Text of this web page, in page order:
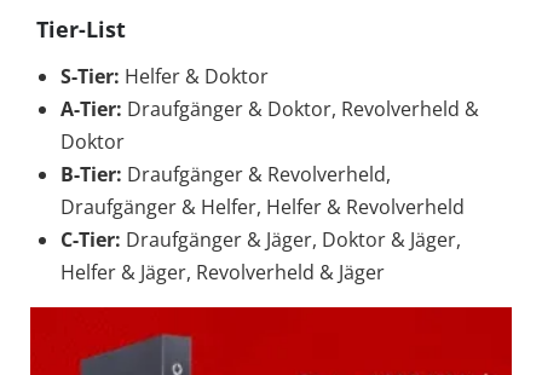
Tier-List
S-Tier: Helfer & Doktor
A-Tier: Draufgänger & Doktor, Revolverheld &
Doktor
B-Tier: Draufgänger & Revolverheld,
Draufgänger & Helfer, Helfer & Revolverheld
C-Tier: Draufgänger & Jäger, Doktor & Jäger,
Helfer & Jäger, Revolverheld & Jäger